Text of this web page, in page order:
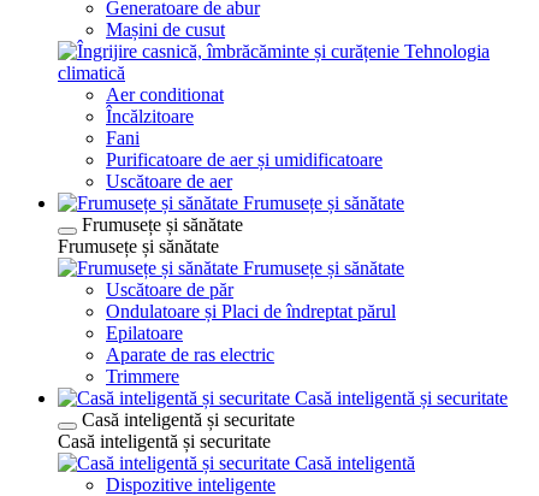
Generatoare de abur
Mașini de cusut
Tehnologia
climatică
Aer conditionat
Încălzitoare
Fani
Purificatoare de aer și umidificatoare
Uscătoare de aer
Frumusețe și sănătate
Frumusețe și sănătate
Frumusețe și sănătate
Frumusețe și sănătate
Uscătoare de păr
Ondulatoare și Placi de îndreptat părul
Epilatoare
Aparate de ras electric
Trimmere
Casă inteligentă și securitate
Casă inteligentă și securitate
Casă inteligentă și securitate
Casă inteligentă
Dispozitive inteligente